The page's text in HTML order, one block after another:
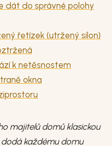
dát do správné polohy
řetízek (utržený silon)
k netěsnostem
okna
majitelů domů klasickou
každému domu